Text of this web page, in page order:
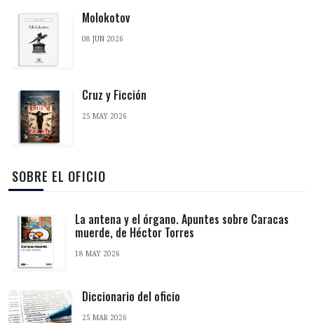
Molokotov
08 JUN 2026
Cruz y Ficción
25 MAY 2026
‎ SOBRE EL OFICIO
La antena y el órgano. Apuntes sobre Caracas
muerde, de Héctor Torres
18 MAY 2026
Diccionario del oficio
25 MAR 2026